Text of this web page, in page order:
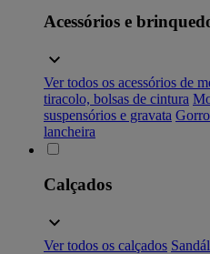
Acessórios e
Ver todos os acessórios de
tiracolo, bolsas de cintura
suspensórios e gravata
lancheira
Calçados
Ver todos os calçados